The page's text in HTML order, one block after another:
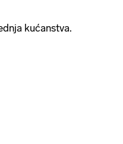
kućanstva.